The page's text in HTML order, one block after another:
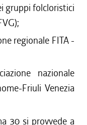
gruppi folcloristici
regionale FITA -
nazionale
Friuli Venezia
30 si provvede a